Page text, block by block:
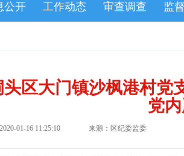
公开 工作动态 审查调查 监
区大门镇沙枫港村党
党
01-16 11:25:10 来源：区纪委监委